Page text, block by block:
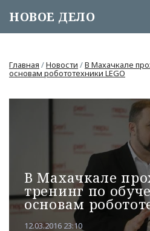
НОВОЕ ДЕЛО
Главная /Новости /В Махачкале
основам робототехники LEGO
В Махачкале
тренинг по
основам
12.03.2016 23:10